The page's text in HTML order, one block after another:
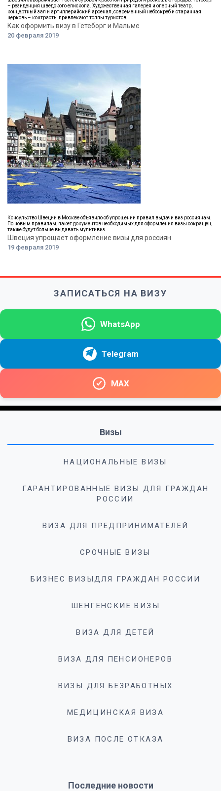
– резиденция шведского епископа. Художественная галерея и оперный театр,
концертный зал и артиллерийский арсенал, современный небоскреб и старинная
церковь – контрасты привлекают толпы туристов.
Как оформить визу в Гётеборг и Мальмё
20 февраля 2019
Консульство Швеции в Москве объявило об упрощении правил выдачи виз россиянам.
По новым правилам, пакет документов необходимых для оформления визы сокращен,
также будут больше выдавать мультивиз.
Швеция упрощает оформление визы для россиян
19 февраля 2019
ЗАПИСАТЬСЯ НА ВИЗУ
WhatsApp
Telegram
MAX
Визы
НАЦИОНАЛЬНЫЕ ВИЗЫ
ГАРАНТИРОВАННЫЕ ВИЗЫ ДЛЯ ГРАЖДАН
РОССИИ
ВИЗА ДЛЯ ПРЕДПРИНИМАТЕЛЕЙ
СРОЧНЫЕ ВИЗЫ
БИЗНЕС ВИЗЫДЛЯ ГРАЖДАН РОССИИ
ШЕНГЕНСКИЕ ВИЗЫ
ВИЗА ДЛЯ ДЕТЕЙ
ВИЗА ДЛЯ ПЕНСИОНЕРОВ
ВИЗЫ ДЛЯ БЕЗРАБОТНЫХ
МЕДИЦИНСКАЯ ВИЗА
ВИЗА ПОСЛЕ ОТКАЗА
Последние новости